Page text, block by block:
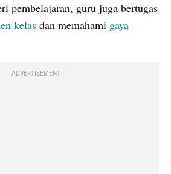
pembelajaran, guru juga bertugas
kelas dan memahami gaya
ADVERTISEMENT